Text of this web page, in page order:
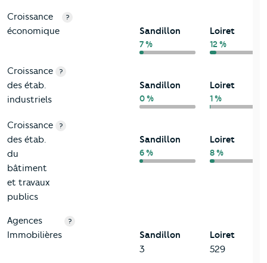
Croissance
économique
?
Sandillon
7 %
Loiret
12 %
Croissance
des étab.
industriels
?
Sandillon
0 %
Loiret
1 %
Croissance
des étab.
du
bâtiment
et travaux
publics
?
Sandillon
6 %
Loiret
8 %
Agences
Immobilières
?
Sandillon
3
Loiret
529